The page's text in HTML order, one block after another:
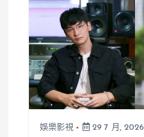
了」
娛樂影視 29 7 月, 2026